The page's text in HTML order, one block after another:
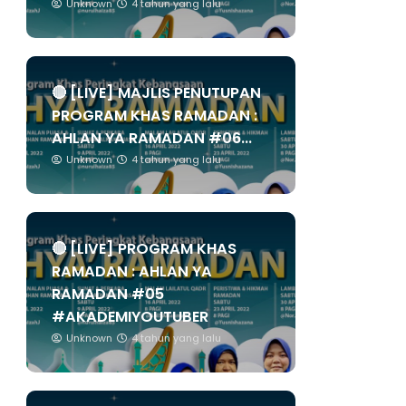
Unknown 4 tahun yang lalu
🔴 [LIVE] MAJLIS PENUTUPAN
PROGRAM KHAS RAMADAN :
AHLAN YA RAMADAN #06...
Unknown 4 tahun yang lalu
🔴 [LIVE] PROGRAM KHAS
RAMADAN : AHLAN YA
RAMADAN #05
#AKADEMIYOUTUBER
Unknown 4 tahun yang lalu